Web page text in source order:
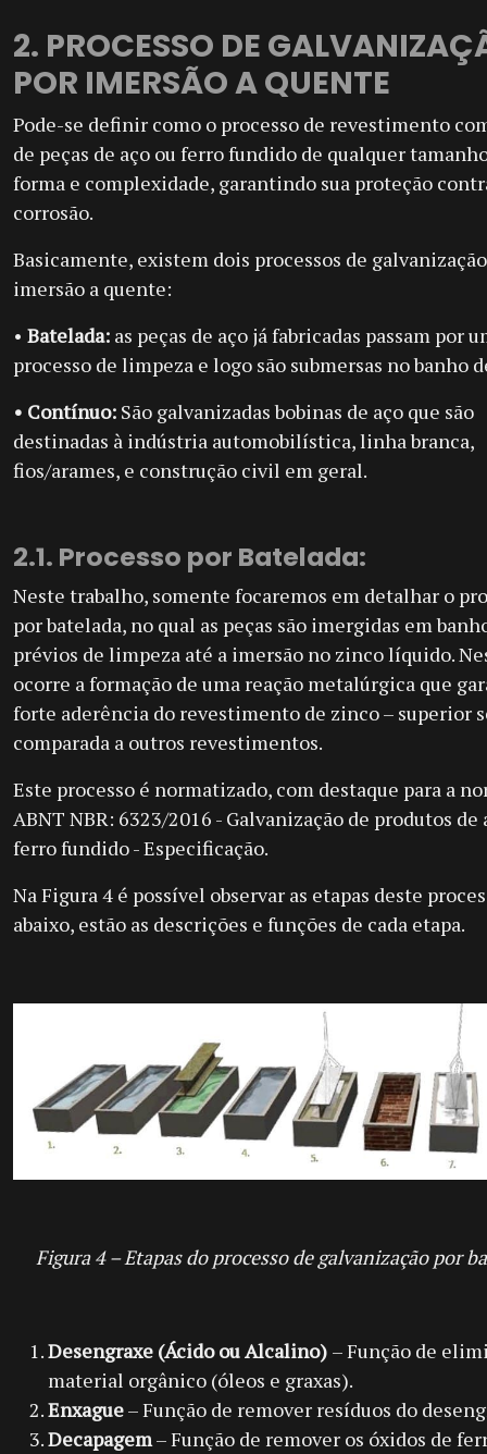
2. PROCESSO DE
POR IMERSÃO A QUENTE
Pode-se definir como o processo de revestimento
de peças de aço ou ferro fundido de qualquer
forma e complexidade, garantindo sua proteção
corrosão.
Basicamente, existem dois processos de
imersão a quente:
• Batelada: as peças de aço já fabricadas passam por
processo de limpeza e logo são submersas no banho
• Contínuo: São galvanizadas bobinas de aço que são
destinadas à indústria automobilística, linha branca,
fios/arames, e construção civil em geral.
2.1. Processo por Batelada:
Neste trabalho, somente focaremos em detalhar o
por batelada, no qual as peças são imergidas em
prévios de limpeza até a imersão no zinco líquido.
ocorre a formação de uma reação metalúrgica que
forte aderência do revestimento de zinco – superior
comparada a outros revestimentos.
Este processo é normatizado, com destaque para a
ABNT NBR: 6323/2016 - Galvanização de produtos de
ferro fundido - Especificação.
Na Figura 4 é possível observar as etapas deste
abaixo, estão as descrições e funções de cada etapa.
Figura 4 – Etapas do processo de galvanização por
Desengraxe (Ácido ou Alcalino) – Função de
material orgânico (óleos e graxas).
Enxague– Função de remover resíduos do
Decapagem– Função de remover os óxidos de